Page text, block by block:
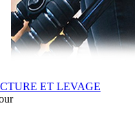
ET LEVAGE